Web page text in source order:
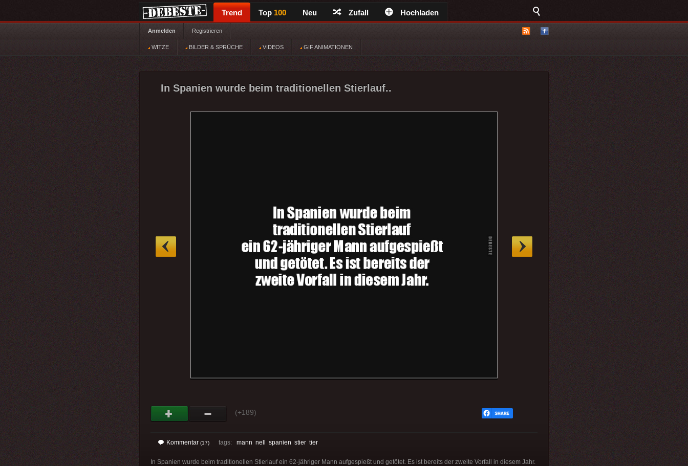
Trend Top 100 Neu Zufall Hochladen
Anmelden Registrieren
WITZE BILDER & SPRÜCHE VIDEOS GIF ANIMATIONEN
In Spanien wurde beim traditionellen Stierlauf..
(+189)
Kommentar (17) tags: mann nell spanien stier tier
In Spanien wurde beim traditionellen Stierlauf ein 62-jähriger Mann aufgespießt und getötet. Es ist bereits der zweite Vorfall in diesem Jahr.